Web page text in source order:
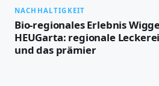
NACHHALTIGKEIT
Bio-regionales Erlebnis
HEUGarta: regionale
und das prämier